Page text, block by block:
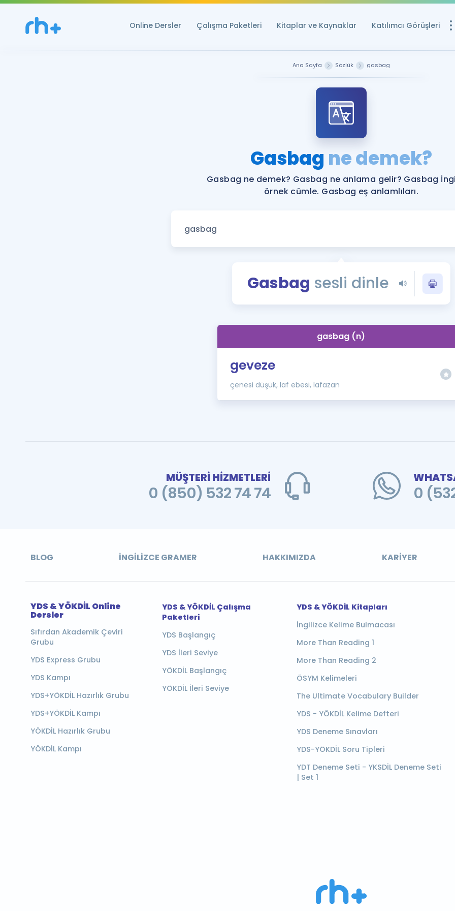
Online Dersler Çalışma Paketleri Kitaplar ve Kaynaklar Katılımcı Görüşleri
YDS ve YÖKDİL
Rehberlik Aracı
YDS ve YÖKDİL'e
Tüm ÖSYM
YDS - YÖKDİL
İngilizce Gramer
Ana Sayfa Sözlük gasbag
Gasbag ne demek?
Gasbag ne demek? Gasbag ne anlama gelir? Gasbag
örnek cümle. Gasbag eş anlamlıları.
Gasbag sesli dinle
gasbag (n)
geveze
çenesi düşük, laf ebesi, lafazan
MÜŞTERİ HİZMETLERİ
0 (850) 532 74 74 0
BLOG İNGILIZCE GRAMER HAKKIMIZDA KARIYER
YDS & YÖKDİL Online
Dersler
Sıfırdan Akademik Çeviri
Grubu
YDS Express Grubu
YDS Kampı
YDS+YÖKDİL Hazırlık Grubu
YDS+YÖKDİL Kampı
YÖKDİL Hazırlık Grubu
YÖKDİL Kampı
YDS & YÖKDİL Çalışma
Paketleri
YDS Başlangıç
YDS İleri Seviye
YÖKDİL Başlangıç
YÖKDİL İleri Seviye
YDS & YÖKDİL Kitapları
İngilizce Kelime Bulmacası
More Than Reading 1
More Than Reading 2
ÖSYM Kelimeleri
The Ultimate Vocabulary Builder
YDS - YÖKDİL Kelime Defteri
YDS Deneme Sınavları
YDS-YÖKDİL Soru Tipleri
YDT Deneme Seti - YKSDİL Deneme Seti
| Set 1